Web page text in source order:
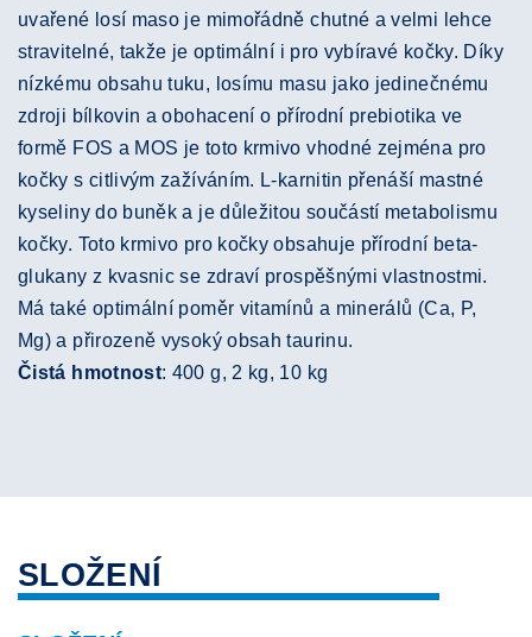
uvařené losí maso je mimořádně chutné a velmi lehce
stravitelné, takže je optimální i pro vybíravé kočky. Díky
nízkému obsahu tuku, losímu masu jako jedinečnému
zdroji bílkovin a obohacení o přírodní prebiotika ve
formě FOS a MOS je toto krmivo vhodné zejména pro
kočky s citlivým zažíváním. L-karnitin přenáší mastné
kyseliny do buněk a je důležitou součástí metabolismu
kočky. Toto krmivo pro kočky obsahuje přírodní beta-
glukany z kvasnic se zdraví prospěšnými vlastnostmi.
Má také optimální poměr vitamínů a minerálů (Ca, P,
Mg) a přirozeně vysoký obsah taurinu.
Čistá hmotnost: 400 g, 2 kg, 10 kg
SLOŽENÍ